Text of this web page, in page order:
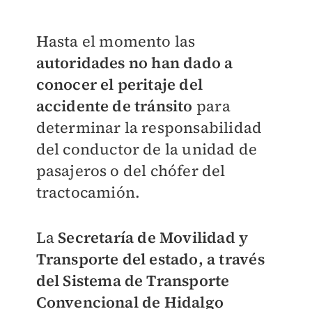
Hasta el momento las
autoridades no han dado a
conocer el peritaje del
accidente de tránsito para
determinar la responsabilidad
del conductor de la unidad de
pasajeros o del chófer del
tractocamión.
La Secretaría de Movilidad y
Transporte del estado, a través
del Sistema de Transporte
Convencional de Hidalgo